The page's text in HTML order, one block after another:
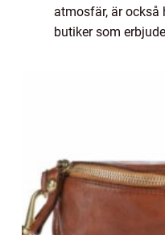
atmosfär, är
butiker som